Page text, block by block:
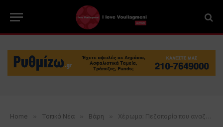
Home » Τοπικά Νέα » Βάρη » Χέρωμα: Πεζοπορία που αναζωογονεί, με υπέροχη θέα στη θάλασσα των Νοτίων